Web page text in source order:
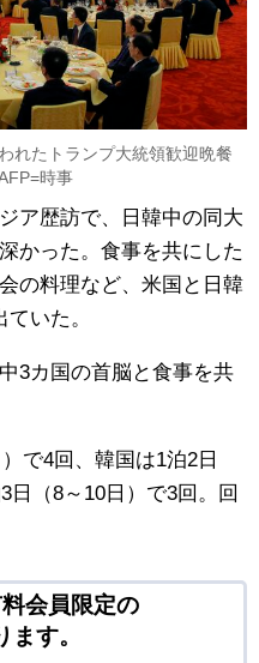
れたトランプ大統領歓迎晩餐
時事
ア歴訪で、日韓中の同大
かった。食事を共にした
の料理など、米国と日韓
いた。
3カ国の首脳と食事を共
で4回、韓国は1泊2日
日（8～10日）で3回。回
会員限定の
す。